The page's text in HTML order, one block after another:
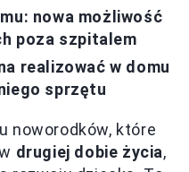
nowa możliwość
poza szpitalem
realizować w domu
sprzętu
noworodków, które
drugiej dobie życia,